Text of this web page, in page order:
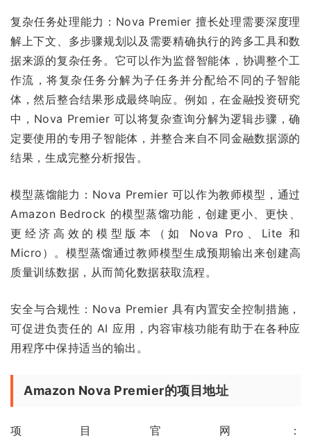
复杂任务处理能力：Nova Premier 擅长处理需要深度理
解上下文、多步骤规划以及需要精确执行的跨多工具和数
据来源的复杂任务。它可以作为监督智能体，协调整个工
作流，将复杂任务分解为子任务并分配给不同的子智能
体，然后整合结果形成最终响应。例如，在金融投资研究
中，Nova Premier 可以将复杂查询分解为逻辑步骤，确
定要使用的专用子智能体，并整合来自不同金融数据源的
结果，生成完整分析报告。
模型蒸馏能力：Nova Premier 可以作为教师模型，通过
Amazon Bedrock 的模型蒸馏功能，创建更小、更快、
更经济高效的模型版本（如 Nova Pro、Lite 和
Micro）。模型蒸馏通过教师模型生成预期输出来创建高
质量训练数据，从而简化数据获取流程。
安全与合规性：Nova Premier 具有内置安全控制措施，
可促进负责任的 AI 应用，内容审核功能有助于在各种应
用程序中保持适当的输出。
Amazon Nova Premier的项目地址
项目官网：